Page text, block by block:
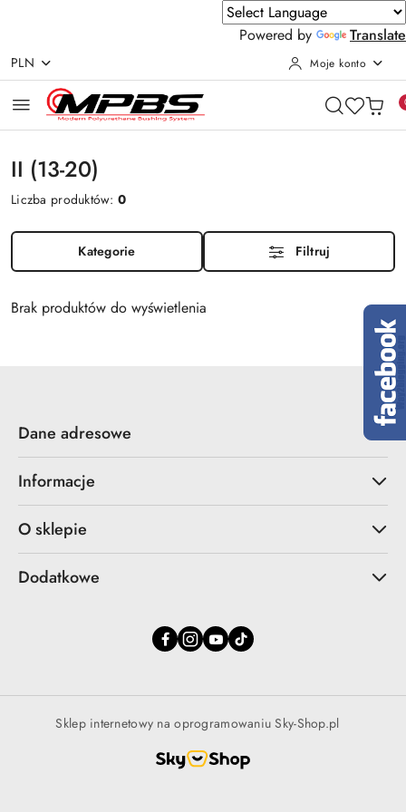
Powered by
Translate
Przejdź do treści głównej
Przejdź do wyszukiwarki
Przejdź do moje konto
Przejdź do menu głównego
Przejdź do stopki
PLN Moje konto
II (13-20)
Liczba produktów:0
Kategorie Filtruj
Brak produktów do wyświetlenia
Dane adresowe
Informacje
O sklepie
Dodatkowe
Sklep internetowy na oprogramowaniu Sky-Shop.pl